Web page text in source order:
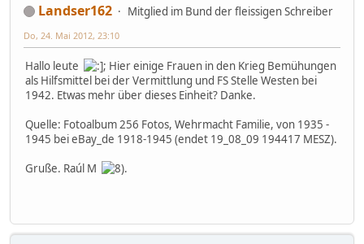
Landser162 Mitglied im Bund der fleissigen Schreiber
Do, 24. Mai 2012, 23:10
Hallo leute
; Hier einige Frauen in den Krieg Bemühungen
als Hilfsmittel bei der Vermittlung und FS Stelle Westen bei
1942. Etwas mehr über dieses Einheit? Danke.
Quelle: Fotoalbum 256 Fotos, Wehrmacht Familie, von 1935 -
1945 bei eBay_de 1918-1945 (endet 19_08_09 194417 MESZ).
Gruße. Raúl M
.